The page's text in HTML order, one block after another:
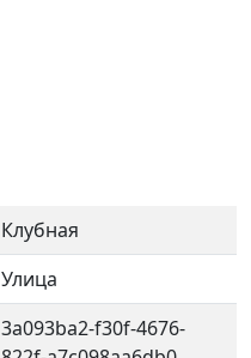
Клубная
Улица
3a093ba2-f30f-4676-